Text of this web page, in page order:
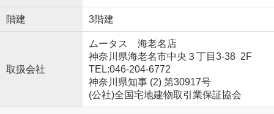
階建 3階建
取扱会社
ムータス 海老名店
神奈川県海老名市中央３丁目3-38 2F
TEL:046-204-6772
神奈川県知事 (2) 第30917号
(公社)全国宅地建物取引業保証協会